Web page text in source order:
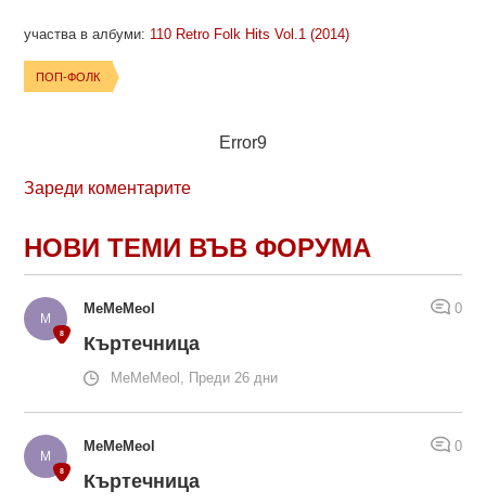
участва в албуми: 110 Retro Folk Hits Vol.1 (2014)
ПОП-ФОЛК
Error9
Зареди коментарите
НОВИ ТЕМИ ВЪВ ФОРУМА
MeMeMeol 0
Къртечница
MeMeMeol, Преди 26 дни
MeMeMeol 0
Къртечница